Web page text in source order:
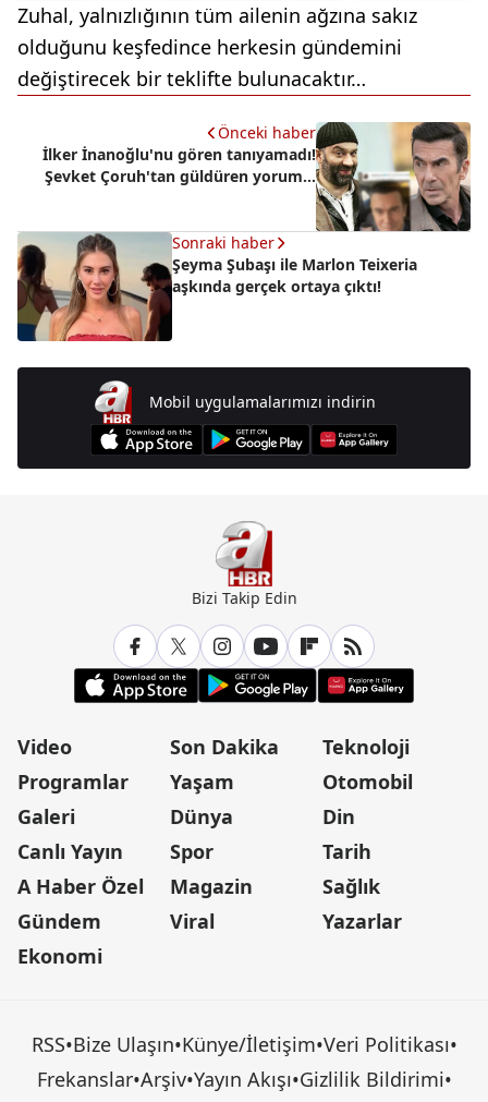
Zuhal, yalnızlığının tüm ailenin ağzına sakız
olduğunu keşfedince herkesin gündemini
değiştirecek bir teklifte bulunacaktır…
Önceki haber
İlker İnanoğlu'nu gören tanıyamadı!
Şevket Çoruh'tan güldüren yorum...
Sonraki haber
Şeyma Şubaşı ile Marlon Teixeria
aşkında gerçek ortaya çıktı!
Mobil uygulamalarımızı indirin
Bizi Takip Edin
Video
Programlar
Galeri
Canlı Yayın
A Haber Özel
Gündem
Ekonomi
Son Dakika
Yaşam
Dünya
Spor
Magazin
Viral
Teknoloji
Otomobil
Din
Tarih
Sağlık
Yazarlar
RSS•Bize Ulaşın•Künye/İletişim•Veri Politikası•
Frekanslar•Arşiv•Yayın Akışı•Gizlilik Bildirimi•